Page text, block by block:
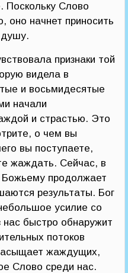
Поскольку Слово
оно начнет приносить
признаки той
видела в
и восьмидесятые
начали
и страстью. Это
о чем вы
вы поступаете,
жаждать. Сейчас, в
продолжает
результаты. Бог
усилие со
быстро обнаружит
потоков
жаждущих,
Слово среди нас.